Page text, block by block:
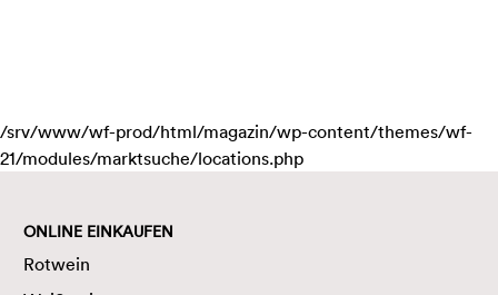
/srv/www/wf-prod/html/magazin/wp-content/themes/wf-
21/modules/marktsuche/locations.php
ONLINE EINKAUFEN
Rotwein